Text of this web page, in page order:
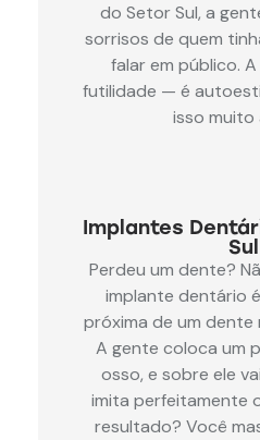
do Setor Sul, a
sorrisos de quem
falar em público.
futilidade — é
isso muito
Implantes
Sul
Perdeu um dente?
implante dentário
próxima de um dente
A gente coloca um
osso, e sobre ele
imita perfeitamente
resultado? Você